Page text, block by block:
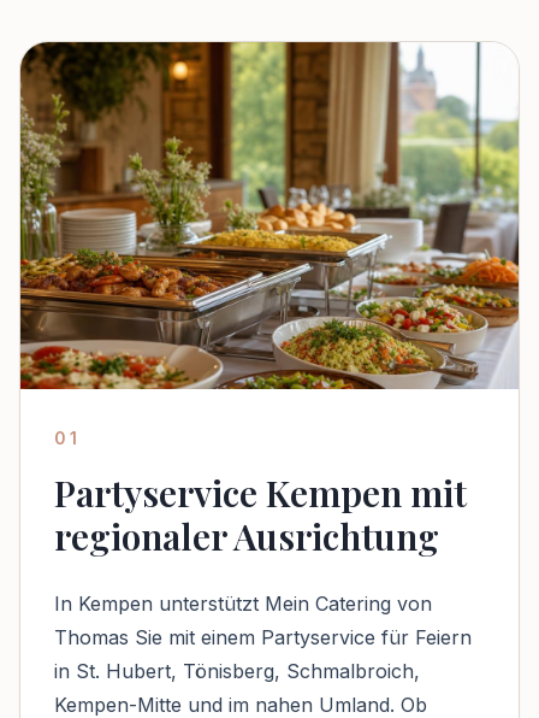
01
Partyservice Kempen mit
regionaler Ausrichtung
In Kempen unterstützt Mein Catering von
Thomas Sie mit einem Partyservice für Feiern
in St. Hubert, Tönisberg, Schmalbroich,
Kempen-Mitte und im nahen Umland. Ob